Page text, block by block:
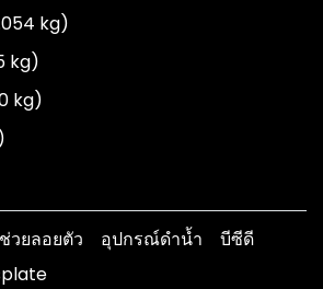
kg)
kg)
kg)
วยลอยตัว อุปกรณ์ดำน้ำ
บีซีดี